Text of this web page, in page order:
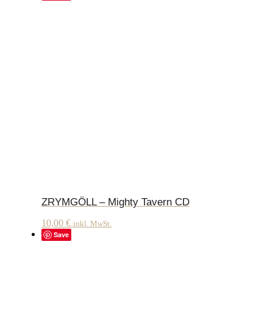
ZRYMGÖLL – Mighty Tavern CD
10,00 € inkl. MwSt.
Save